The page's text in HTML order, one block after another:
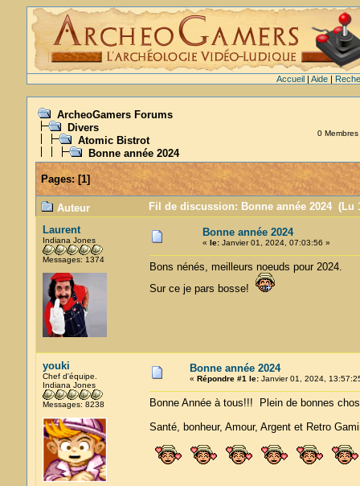
Accueil| Aide|
ArcheoGamers Forums
Divers
Atomic Bistrot
Bonne année 2024
0
Pages:[1]
Auteur
Fil de discussion: Bonne année 2024 (Lu
Laurent
Indiana Jones
Messages: 1374
Bonne année 2024
« le:Janvier 01, 2024, 07:03:56 »
Bons nénés, meilleurs noeuds pour 2024.
Sur ce je pars bosse!
youki
Chef d'équipe.
Indiana Jones
Messages: 8238
Bonne année 2024
« Répondre #1 le:Janvier 01, 2024,
Bonne Année à tous!!! Plein de bonnes
Santé, bonheur, Amour, Argent et Retro